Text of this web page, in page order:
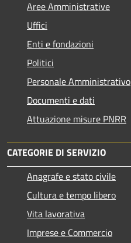
Aree Amministrative
Uffici
Enti e fondazioni
Politici
Personale Amministrativo
Documenti e dati
Attuazione misure PNRR
CATEGORIE DI SERVIZIO
Anagrafe e stato civile
Cultura e tempo libero
Vita lavorativa
Imprese e Commercio